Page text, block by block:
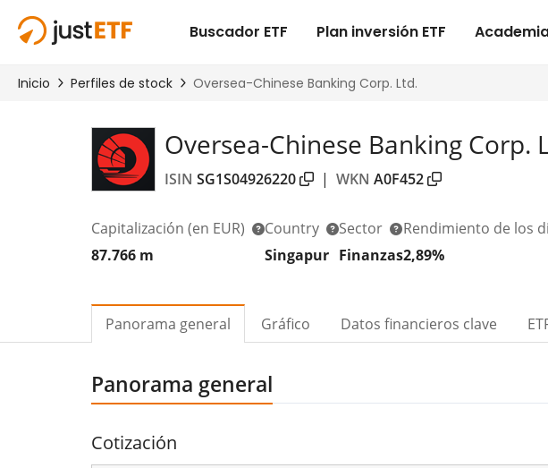
Oversea-Chinese Banking Corp.
ISIN SG1S04926220 | WKN A0F452
Capitalización (en EUR)
87.766 m
Country
Singapur
Sector
Finanzas
Rendimiento de los
2,89%
Panorama general Gráfico Datos financieros clave
Panorama general
Cotización